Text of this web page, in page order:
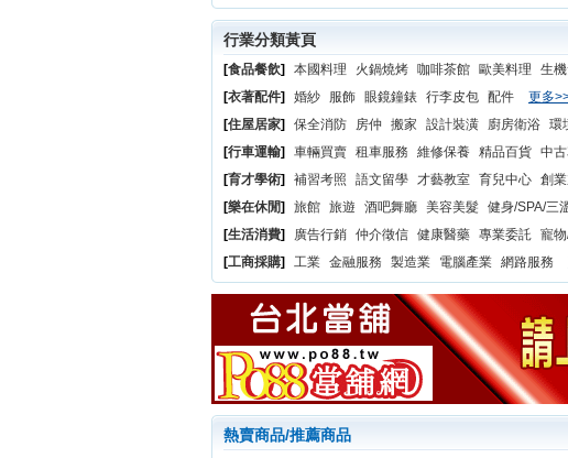
行業分類黃頁
[食品餐飲] 本國料理 火鍋燒烤 咖啡茶館 歐美料理 生
[衣著配件] 婚紗 服飾 眼鏡鐘錶 行李皮包 配件
更多
[住屋居家] 保全消防 房仲 搬家 設計裝潢 廚房衛浴 環
[行車運輸] 車輛買賣 租車服務 維修保養 精品百貨 中
[育才學術] 補習考照 語文留學 才藝教室 育兒中心 創
[樂在休閒] 旅館 旅遊 酒吧舞廳 美容美髮 健身/SPA/三
[生活消費] 廣告行銷 仲介徵信 健康醫藥 專業委託 寵
[工商採購] 工業 金融服務 製造業 電腦產業 網路服務
熱賣商品/推薦商品